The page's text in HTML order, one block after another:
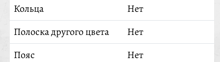
Кольца
Нет
Полоска другого цвета
Нет
Пояс
Нет